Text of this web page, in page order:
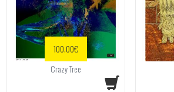
100.00€
Crazy Tree